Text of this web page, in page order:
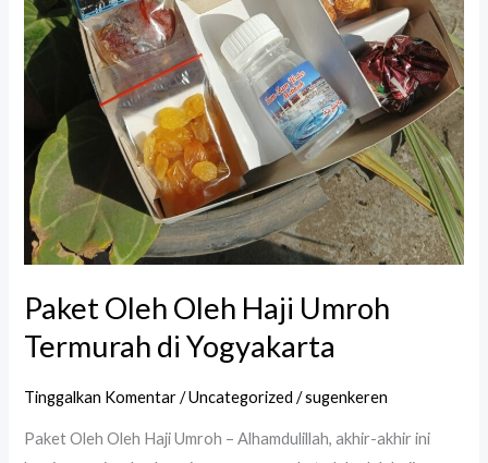
Paket Oleh Oleh Haji Umroh
Termurah di Yogyakarta
Tinggalkan Komentar /Uncategorized /sugenkeren
Paket Oleh Oleh Haji Umroh – Alhamdulillah, akhir-akhir ini